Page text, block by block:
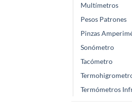
Multímetros
Pesos Patrones
Pinzas
Sonómetro
Tacómetro
Termómetros